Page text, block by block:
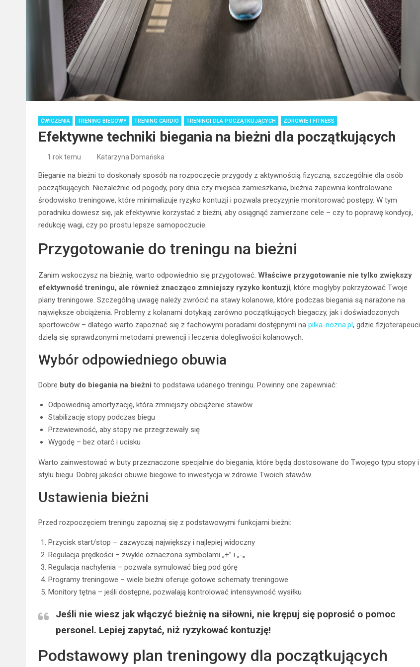
ĆWICZENIA TRENING BIEGOWY TRENING CARDIO TRENINGI DLA POCZĄTKUJĄCYCH ZDROWIE I FITNESS
Efektywne techniki biegania na bieżni dla początkujących
1 rok temu Katarzyna Domańska
Bieganie na bieżni to doskonały sposób na rozpoczęcie przygody z aktywnością fizyczną, szczególnie dla osób
początkujących. Niezależnie od pogody, pory dnia czy miejsca zamieszkania, bieżnia zapewnia kontrolowane
środowisko treningowe, które minimalizuje ryzyko kontuzji i pozwala precyzyjnie monitorować postępy. W tym
poradniku dowiesz się, jak efektywnie korzystać z bieżni, aby osiągnąć zamierzone cele – czy to poprawę kondycji,
redukcję wagi, czy po prostu lepsze samopoczucie.
Przygotowanie do treningu na bieżni
Zanim wskoczysz na bieżnię, warto odpowiednio się przygotować. Właściwe przygotowanie nie tylko zwiększy
efektywność treningu, ale również znacząco zmniejszy ryzyko kontuzji, które mogłyby pokrzyżować Twoje
plany treningowe. Szczególną uwagę należy zwrócić na stawy kolanowe, które podczas biegania są narażone na
największe obciążenia. Problemy z kolanami dotykają zarówno początkujących biegaczy, jak i doświadczonych
sportowców – dlatego warto zapoznać się z fachowymi poradami dostępnymi na pilka-nozna.pl , gdzie fizjoterapeuci
dzielą się sprawdzonymi metodami prewencji i leczenia dolegliwości kolanowych.
Wybór odpowiedniego obuwia
Dobre buty do biegania na bieżni to podstawa udanego treningu. Powinny one zapewniać:
Odpowiednią amortyzację, która zmniejszy obciążenie stawów
Stabilizację stopy podczas biegu
Przewiewność, aby stopy nie przegrzewały się
Wygodę – bez otarć i ucisku
Warto zainwestować w buty przeznaczone specjalnie do biegania, które będą dostosowane do Twojego typu stopy i
stylu biegu. Dobrej jakości obuwie biegowe to inwestycja w zdrowie Twoich stawów.
Ustawienia bieżni
Przed rozpoczęciem treningu zapoznaj się z podstawowymi funkcjami bieżni:
Przycisk start/stop – zazwyczaj największy i najlepiej widoczny
Regulacja prędkości – zwykle oznaczona symbolami „+” i „-„
Regulacja nachylenia – pozwala symulować bieg pod górę
Programy treningowe – wiele bieżni oferuje gotowe schematy treningowe
Monitory tętna – jeśli dostępne, pozwalają kontrolować intensywność wysiłku
Jeśli nie wiesz jak włączyć bieżnię na siłowni, nie krępuj się poprosić o pomoc
personel. Lepiej zapytać, niż ryzykować kontuzję!
Podstawowy plan treningowy dla początkujących